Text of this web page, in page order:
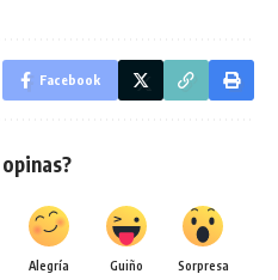
Facebook
Alegría Guiño Sorpresa